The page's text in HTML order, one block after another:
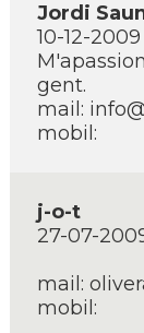
Jordi
10-12-2009
gent.
mail:
mobil:
j-o-t
27-07-
mail:
mobil: